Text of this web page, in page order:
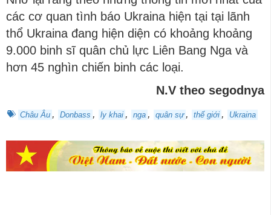
các cơ quan tình báo Ukraina hiện tại tại lãnh
thổ Ukraina đang hiện diện có khoảng khoảng
9.000 binh sĩ quân chủ lực Liên Bang Nga và
hơn 45 nghìn chiến binh các loại.
N.V theo segodnya
Châu Âu , Donbass , ly khai , nga , quân sự , thế giới , Ukraina